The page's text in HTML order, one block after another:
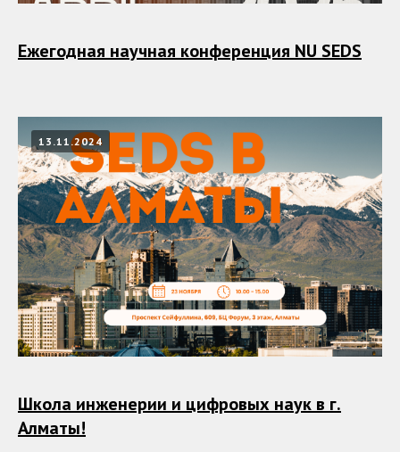
Ежегодная научная конференция NU SEDS
13.11.2024
Школа инженерии и цифровых наук в г.
Алматы!